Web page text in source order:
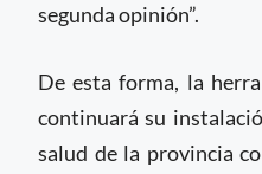
segunda opinión”.
De esta forma, la
continuará su
salud de la provincia